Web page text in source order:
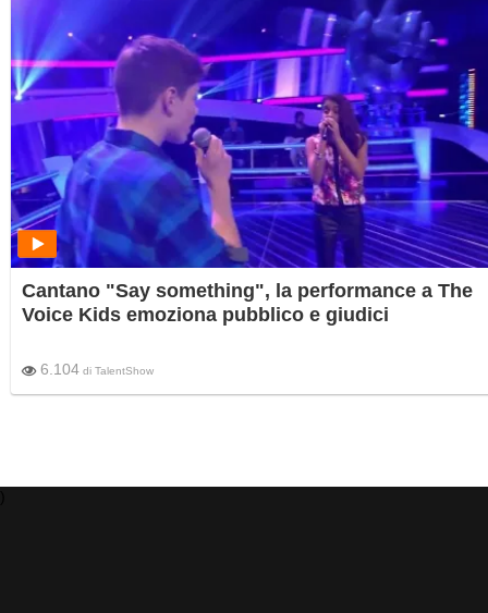
Cantano "Say something", la performance a The
Voice Kids emoziona pubblico e giudici
6.104 di TalentShow